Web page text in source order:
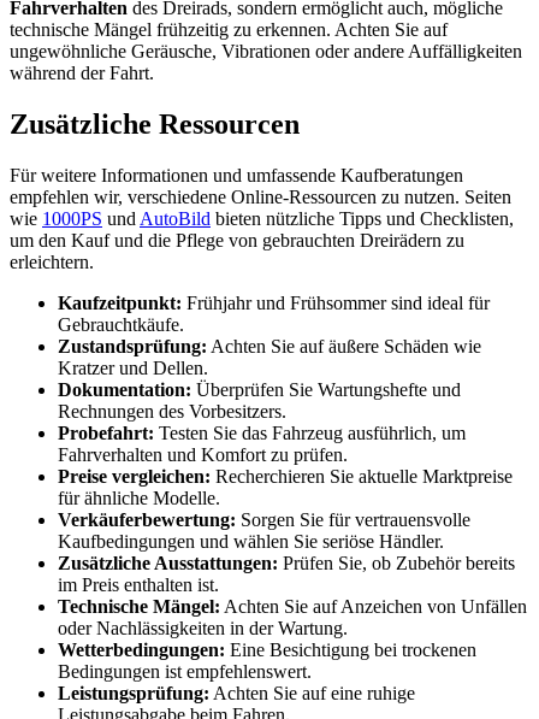
Fahrverhalten des Dreirads, sondern ermöglicht auch, mögliche
technische Mängel frühzeitig zu erkennen. Achten Sie auf
ungewöhnliche Geräusche, Vibrationen oder andere Auffälligkeiten
während der Fahrt.
Zusätzliche Ressourcen
Für weitere Informationen und umfassende Kaufberatungen
empfehlen wir, verschiedene Online-Ressourcen zu nutzen. Seiten
wie 1000PS und AutoBild bieten nützliche Tipps und Checklisten,
um den Kauf und die Pflege von gebrauchten Dreirädern zu
erleichtern.
Kaufzeitpunkt: Frühjahr und Frühsommer sind ideal für
Gebrauchtkäufe.
Zustandsprüfung: Achten Sie auf äußere Schäden wie
Kratzer und Dellen.
Dokumentation: Überprüfen Sie Wartungshefte und
Rechnungen des Vorbesitzers.
Probefahrt: Testen Sie das Fahrzeug ausführlich, um
Fahrverhalten und Komfort zu prüfen.
Preise vergleichen: Recherchieren Sie aktuelle Marktpreise
für ähnliche Modelle.
Verkäuferbewertung: Sorgen Sie für vertrauensvolle
Kaufbedingungen und wählen Sie seriöse Händler.
Zusätzliche Ausstattungen: Prüfen Sie, ob Zubehör bereits
im Preis enthalten ist.
Technische Mängel: Achten Sie auf Anzeichen von Unfällen
oder Nachlässigkeiten in der Wartung.
Wetterbedingungen: Eine Besichtigung bei trockenen
Bedingungen ist empfehlenswert.
Leistungsprüfung: Achten Sie auf eine ruhige
Leistungsabgabe beim Fahren.